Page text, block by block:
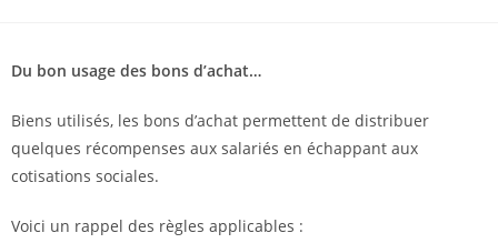
Du bon usage des bons d’achat…
Biens utilisés, les bons d’achat permettent de distribuer
quelques récompenses aux salariés en échappant aux
cotisations sociales.
Voici un rappel des règles applicables :